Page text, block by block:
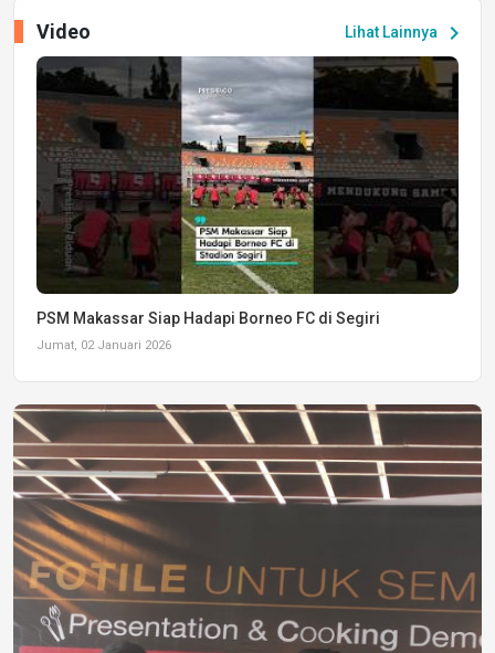
Lihat Lainnya chevron_right
Video
PSM Makassar Siap Hadapi Borneo FC di Segiri
Jumat, 02 Januari 2026